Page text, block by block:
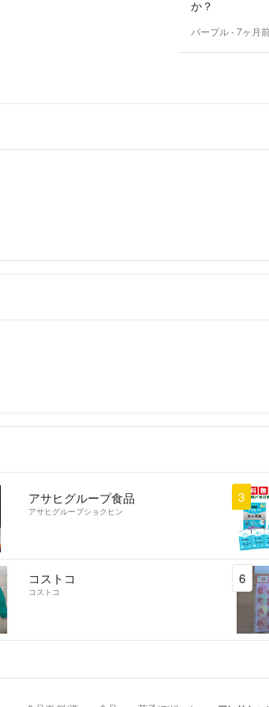
か？
パープル- 7ヶ月
アサヒグループ食品
アサヒグループショクヒン
3
コストコ
コストコ
6